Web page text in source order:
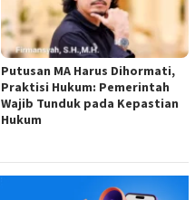
Putusan MA Harus Dihormati,
Praktisi Hukum: Pemerintah
Wajib Tunduk pada Kepastian
Hukum